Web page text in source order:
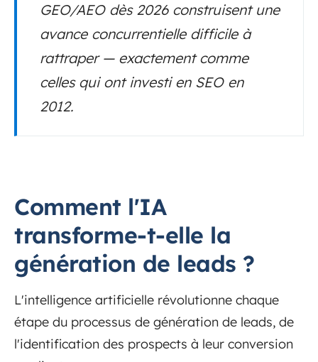
GEO/AEO dès 2026 construisent une
avance concurrentielle difficile à
rattraper — exactement comme
celles qui ont investi en SEO en
2012.
Comment l'IA
transforme-t-elle la
génération de leads ?
L'intelligence artificielle révolutionne chaque
étape du processus de génération de leads, de
l'identification des prospects à leur conversion